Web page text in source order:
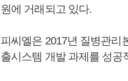
원에 거래되고 있다.
피씨엘은 2017년 질병관리
출시스템 개발 과제를 성공